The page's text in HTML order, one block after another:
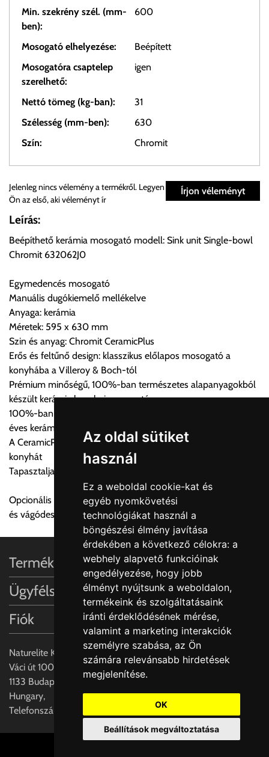
Az oldal sütiket
használ
Ez a weboldal cookie-kat és
egyéb nyomkövetési
technológiákat használ a
böngészési élmény javítása
érdekében a következő célokra: a
webhely alapvető funkcióinak
engedélyezése, hogy jobb
élményt nyújtsunk a weboldalon,
termékeink és szolgáltatásaink
iránti érdeklődésének mérése,
valamint a marketing interakciók
személyre szabása, az Ön
számára relevánsabb hirdetések
megjelenítése.
OK
Beállítások megváltoztatása
Min. szekrény szél. (mm-
ben):
600
Mosogató elhelyezése:
Beépített
Mosogatóra csaptelep
szerelhető:
igen
Nettó tömeg (kg-ban):
31
Szélesség (mm-ben):
630
Szín:
Chromit
Személyes átvétel:
Önnek lehetősége van rendelését a beérkezést követően
ingyenesen átvenni Budapesti Cégcsoportunk Stúdiójában
előre egyeztetett időpontban.
Szállítási díjak:
Az oldalunkon rendelés esetén, amennyiben szállítást is kér,
úgy esetenként több lehetőséget ajánl fel a program. Kérjük, a
vásárolt árú figyelembevételével az önnek megfelelő szállítási
költséget válassza ki.
Amennyiben nem biztos választásában, vagy a program
automatikusan nem ajánl fel szállítási költséget, úgy válassza
a 0.- forintos szállítást, kollégáink megvizsgálják a vásárolt
termék adatait, majd visszaigazolják a szállítás költségét.
Ingyenes szállítási lehetőség nincs!
Egyes termékek súlyát a program nem ismeri, rendelés esetén
a központ igazolja vissza. Amennyiben a költséget az Ön által
gondoltnál magasabb értékben igazoljuk vissza, úgy a
visszaigazolástól számított 24 órán belül a terméket
lemondhatja, vagy kérheti a személyes átvételre való
FIGYELEM!!
KERÁMIA TERMÉKEK SZÁLLÍTATÁSA NEM, VAGY CSAK
A MEGRENDELŐ KIFEJEZETT KÉRÉSÉRE ÉS
FELELŐSSÉGÉRE LEHETSÉGES!!
Egyéb leírások:
Budapesti szállítások:
1, Budapestre kért szállítás esetén az általános szállítás
helyett időre történő extra szállítás kérése is lehetséges
egyedi áron. A szállítás megbeszélt időablakban lehetőség
szerint 1 órás intervallumon belüli pontos időpont
Írjon véleményt
Jelenleg nincs vélemény a termékről. Legyen
Ön az első, aki véleményt ír
Leírás:
Beépíthető kerámia mosogató modell: Sink unit Single-bowl
Chromit 632062J0
Egymedencés mosogató
Manuális dugókiemelő mellékelve
Anyaga: kerámia
Méretek: 595 x 630 mm
Szin és anyag: Chromit CeramicPlus
Erős és feltűnő design: klasszikus előlapos mosogató a
konyhába a Villeroy & Boch-tól
Prémium minőségű, 100%-ban természetes alapanyagokból
készült kerámia konyhai mosogató
100%-ban természetes alapanyagok és kézművesség 270
éves kerámia tapasztalattal
A CeramicPlus könnyen gondozható, és tisztán tartja a
konyhát
Tapasztalja meg a Villeroy & Boch varázslatos dizájn világát
Opcionális kiegészítők: Rozsdamentes acél akasztható tálca
és vágódeszka valódi fa furnérral
Naturelite Kft,
Váci út 100.,
1133 Budapest,
Hungary,
Telefonszám: +(36) 70-427-3837
Termékinformációk
Ügyfélszolgálat
Fiók